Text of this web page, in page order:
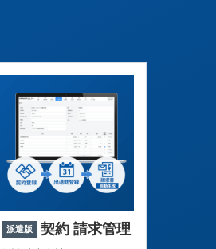
派遣版 契約 請求管理